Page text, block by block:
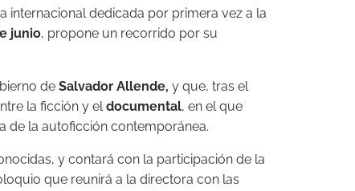
internacional dedicada por primera vez a la
junio, propone un recorrido por su
de Salvador Allende, y que, tras el
la ficción y eldocumental, en el que
de la autoficción contemporánea.
y contará con la participación de la
que reunirá a la directora con las